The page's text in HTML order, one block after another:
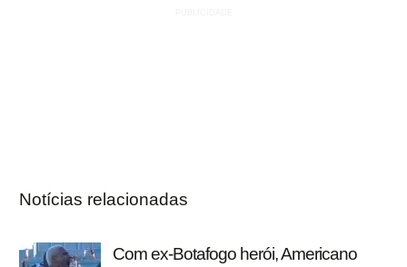
Notícias relacionadas
Com ex-Botafogo herói, Americano